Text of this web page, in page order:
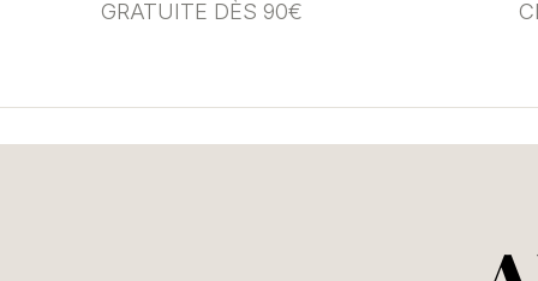
GRATUITE DÈS 90€